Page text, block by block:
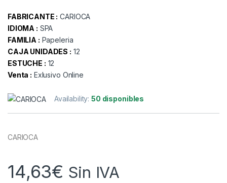
FABRICANTE : CARIOCA
IDIOMA : SPA
FAMILIA : Papeleria
CAJA UNIDADES : 12
ESTUCHE : 12
Venta : Exlusivo Online
Availability:50 disponibles
CARIOCA
14,63€ Sin IVA